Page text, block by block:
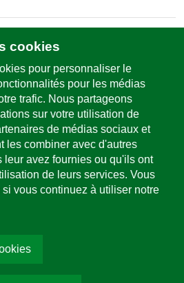
cookies
pour personnaliser le
pour les médias
trafic. Nous partageons
sur votre utilisation de
de médias sociaux et
les combiner avec d'autres
leur avez fournies ou qu'ils ont
de leurs services. Vous
vous continuez à utiliser notre
nous
de contact & sites
et service
(0)781 508-0
e-mail